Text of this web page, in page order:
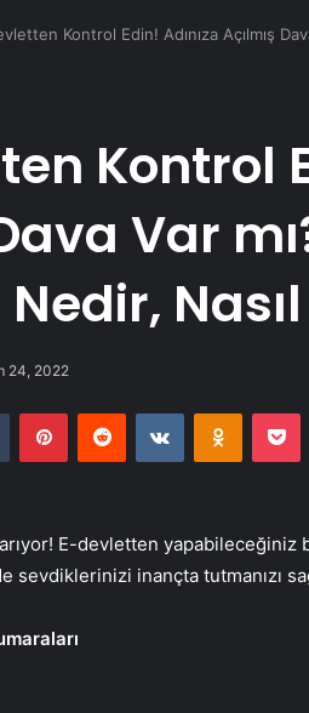
Kontrol Edin! Adınıza Açılmış
Kontrol
Var
Nasıl
24, 2022
Tumblr PinterestReddit VKontakte
E-devletten
sevdiklerinizi inançta tutmanızı